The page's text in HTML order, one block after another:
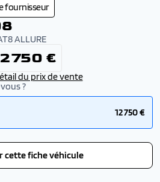
fournisseur
ALLURE
750 €
du prix de vente
?
12 750 €
cette fiche véhicule